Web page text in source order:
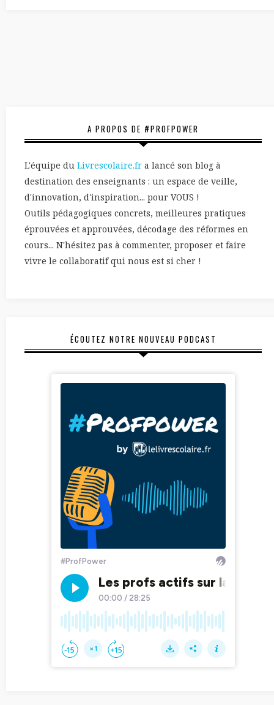
A PROPOS DE #PROFPOWER
L'équipe du Livrescolaire.fr a lancé son blog à
destination des enseignants : un espace de veille,
d'innovation, d'inspiration... pour VOUS !
Outils pédagogiques concrets, meilleures pratiques
éprouvées et approuvées, décodage des réformes en
cours... N'hésitez pas à commenter, proposer et faire
vivre le collaboratif qui nous est si cher !
ÉCOUTEZ NOTRE NOUVEAU PODCAST